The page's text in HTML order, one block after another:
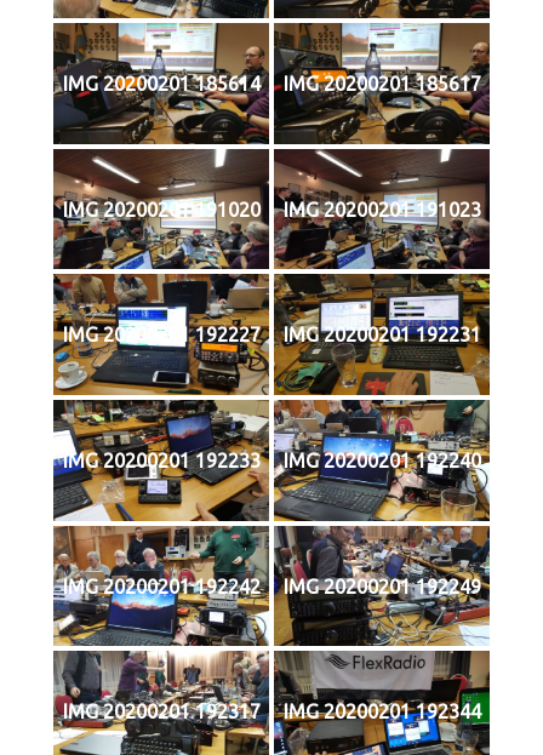
IMG 20200201 185614 IMG 20200201 185617
IMG 20200201 191020 IMG 20200201 191023
IMG 20200201 192227 IMG 20200201 192231
IMG 20200201 192233 IMG 20200201 192240
IMG 20200201 192242 IMG 20200201 192249
IMG 20200201 192317 IMG 20200201 192344